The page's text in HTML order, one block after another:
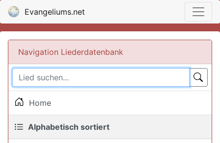
Evangeliums.net
Navigation Liederdatenbank
Home
Alphabetisch sortiert